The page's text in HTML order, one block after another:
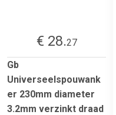
€ 28.27
Gb
Universeelspouwank
er 230mm diameter
3.2mm verzinkt draad